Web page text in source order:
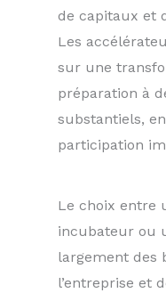
de capitaux et
Les
sur une
préparation à
substantiels,
participation
Le choix entre
incubateur ou
largement des
l’entreprise et